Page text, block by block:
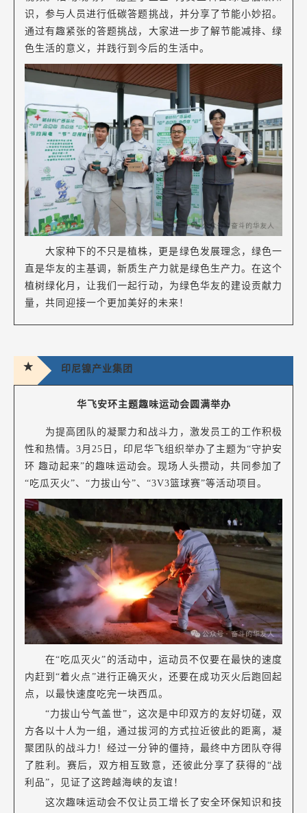
识，参与人员进行低碳答题挑战，并分享了节能小妙招。
通过有趣紧张的答题挑战，大家进一步了解节能减排、绿
色生活的意义，并践行到今后的生活中。
大家种下的不只是植株，更是绿色发展理念，绿色一
直是华友的主基调，新质生产力就是绿色生产力。在这个
植树绿化月，让我们一起行动，为绿色华友的建设贡献力
量，共同迎接一个更加美好的未来！
★ 印尼镍产业集团
华飞安环主题趣味运动会圆满举办
为提高团队的凝聚力和战斗力，激发员工的工作积极
性和热情。3月25日，印尼华飞组织举办了主题为“守护安
环 趣动起来”的趣味运动会。现场人头攒动，共同参加了
“吃瓜灭火”、“力拔山兮”、“3V3篮球赛”等活动项目。
在“吃瓜灭火”的活动中，运动员不仅要在最快的速度
内赶到“着火点”进行正确灭火，还要在成功灭火后跑回起
点，以最快速度吃完一块西瓜。
“力拔山兮气盖世”，这次是中印双方的友好切磋，双
方各以十人为一组，通过拔河的方式拉近彼此的距离，凝
聚团队的战斗力！经过一分钟的僵持，最终中方团队夺得
了胜利。赛后，双方相互致意，还彼此分享了获得的“战
利品”，见证了这跨越海峡的友谊！
这次趣味运动会不仅让员工增长了安全环保知识和技